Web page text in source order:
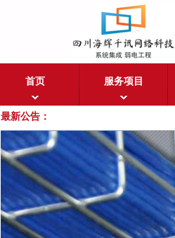
首页 服务项目
最新公告：